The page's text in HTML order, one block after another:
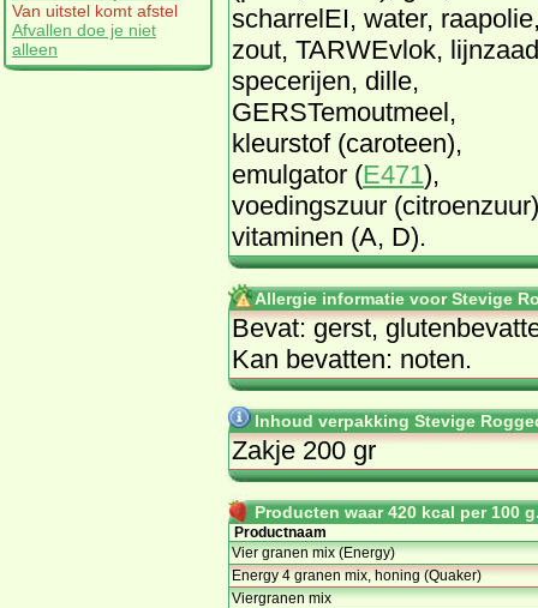
Van uitstel komt afstel
Afvallen doe je niet
alleen
scharrelEI, water,
zout, TARWEvlok,
specerijen, dille,
GERSTemoutmeel,
kleurstof (caroteen),
emulgator (E471),
voedingszuur
vitaminen (A, D).
Allergie informatie voor Stevige
Bevat: gerst,
Kan bevatten: noten.
Inhoud verpakking Stevige
Zakje 200 gr
Producten waar 420 kcal per 100
Productnaam
Vier granen mix (Energy)
Energy 4 granen mix, honing (Quaker)
Viergranen mix